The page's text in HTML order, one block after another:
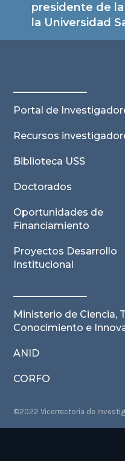
presidente de
la Universidad
Portal de
Recursos
Biblioteca USS
Doctorados
Oportunidades de
Financiamiento
Proyectos Desarrollo
Institucional
Ministerio de Ciencia,
Conocimiento e
ANID
CORFO
©2022 Vicerrectoría de